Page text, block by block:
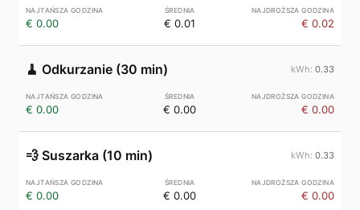
€ 0.00 € 0.01 € 0.02
🧹 Odkurzanie (30 min) 0.33
€ 0.00 € 0.00 € 0.00
💨 Suszarka (10 min) 0.33
€ 0.00 € 0.00 € 0.00